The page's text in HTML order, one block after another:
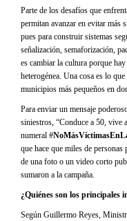
Parte de los desafíos que
permitan avanzar en evitar
pues para construir sistemas
señalización, semaforización,
es cambiar la cultura porque
heterogénea. Una cosa es lo
municipios más pequeños en
Para enviar un mensaje
siniestros, “Conduce a 50, vive
numeral #
que hace que miles de
de una foto o un video corto
sumaron a la campaña.
¿Quiénes son los principales
Según Guillermo Reyes,